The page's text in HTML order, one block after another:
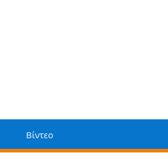
Βίντεο